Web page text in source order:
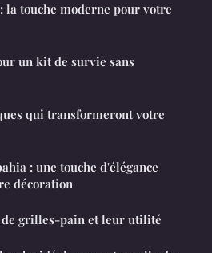
la touche moderne pour votre
un kit de survie sans
qui transformeront votre
: une touche d'élégance
décoration
de grilles-pain et leur utilité